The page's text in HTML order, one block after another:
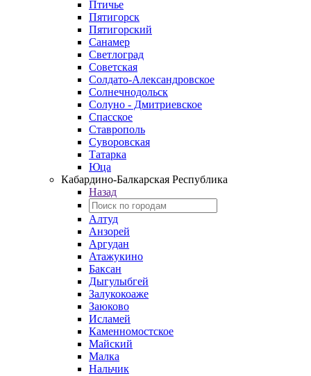
Птичье
Пятигорск
Пятигорский
Санамер
Светлоград
Советская
Солдато-Александровское
Солнечнодольск
Солуно - Дмитриевское
Спасское
Ставрополь
Суворовская
Татарка
Юца
Кабардино‑Балкарская Республика
Назад
Алтуд
Анзорей
Аргудан
Атажукино
Баксан
Дыгулыбгей
Залукокоаже
Заюково
Исламей
Каменномостское
Майский
Малка
Нальчик